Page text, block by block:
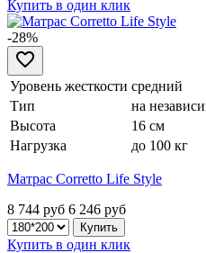
Купить в один клик
-28%
Уровень жесткости средний
Тип
на
Высота
16 см
Нагрузка
до 100 кг
Матрас Corretto Life Style
8 744 руб 6 246 руб
Купить в один клик